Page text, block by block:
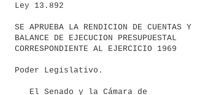
Ley 13.892
SE APRUEBA LA RENDICION DE CUENTAS Y
BALANCE DE EJECUCION PRESUPUESTAL
CORRESPONDIENTE AL EJERCICIO 1969
Poder Legislativo.